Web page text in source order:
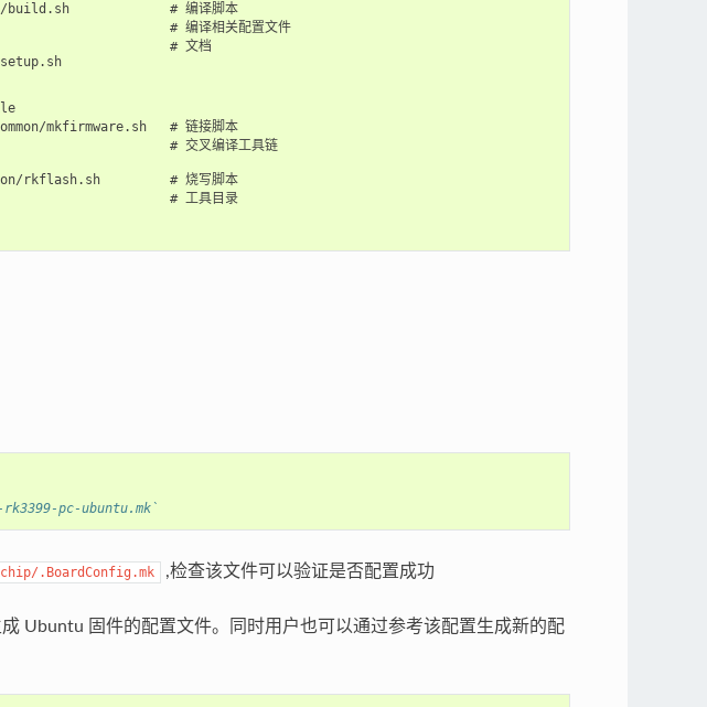
build.sh             # 编译脚本
# 编译相关配置文件
# 文档
mkfirmware.sh   # 链接脚本
# 交叉编译工具链
rkflash.sh         # 烧写脚本
# 工具目录
pc-ubuntu.mk`
.BoardConfig.mk ,检查该文件可以验证是否配置成功
Ubuntu 固件的配置文件。同时用户也可以通过参考该配置生成新的配